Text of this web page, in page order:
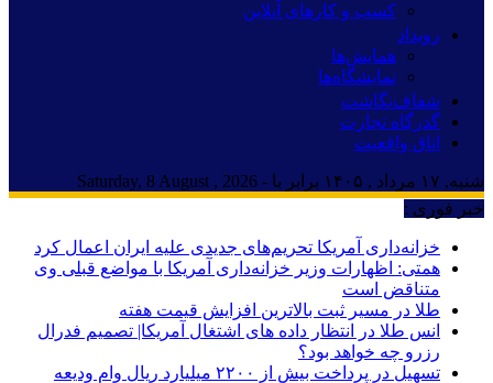
کسب و کارهای آنلاین
رویداد
همایش‌ها
نمایشگاه‌ها
شفاف‌نگاشت
گذرگاه تجارت
اتاق واقعیت
شنبه, ۱۷ مرداد , ۱۴۰۵ برابر با - Saturday, 8 August , 2026
خبر فوری :
خزانه‌داری آمریکا تحریم‌های جدیدی علیه ایران اعمال کرد
همتی: اظهارات وزیر خزانه‌داری آمریکا با مواضع قبلی وی
متناقض است
طلا در مسیر ثبت بالاترین افزایش قیمت هفته
انس طلا در انتظار داده های اشتغال آمریکا| تصمیم فدرال
رزرو چه خواهد بود؟
تسهیل در پرداخت بیش از ۲۲۰۰ میلیارد ریال وام ودیعه